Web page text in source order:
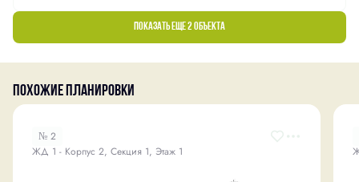
Показать еще 2 объектa
Похожие планировки
№ 2
ЖД 1 - Корпус 2, Секция 1, Этаж 1